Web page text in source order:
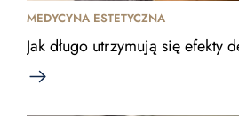
MEDYCYNA ESTETYCZNA
Jak długo utrzymują się efekty